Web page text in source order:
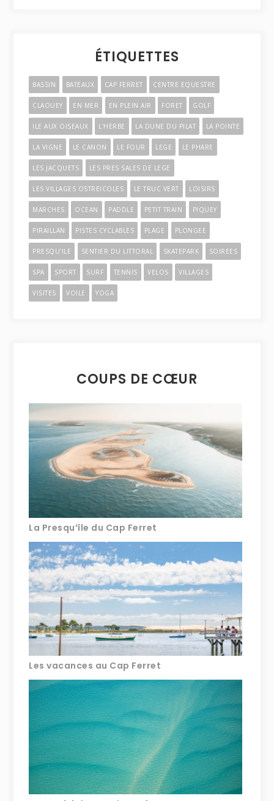
ÉTIQUETTES
BASSIN BATEAUX CAP FERRET CENTRE EQUESTRE
CLAOUEY EN MER EN PLEIN AIR FORET GOLF
ILE AUX OISEAUX L'HERBE LA DUNE DU PILAT LA POINTE
LA VIGNE LE CANON LE FOUR LEGE LE PHARE
LES JACQUETS LES PRES SALES DE LEGE
LES VILLAGES OSTREICOLES LE TRUC VERT LOISIRS
MARCHES OCEAN PADDLE PETIT TRAIN PIQUEY
PIRAILLAN PISTES CYCLABLES PLAGE PLONGEE
PRESQU'ILE SENTIER DU LITTORAL SKATEPARK SOIREES
SPA SPORT SURF TENNIS VELOS VILLAGES
VISITES VOILE YOGA
COUPS DE CŒUR
La Presqu’île du Cap Ferret
Les vacances au Cap Ferret